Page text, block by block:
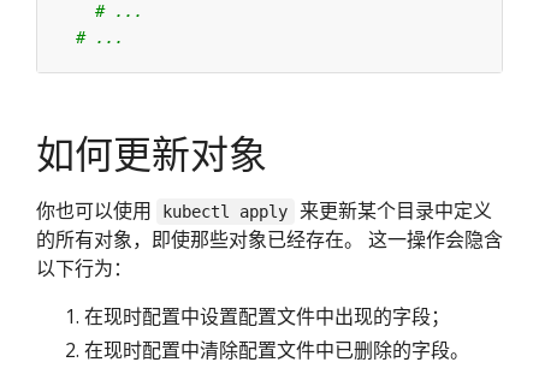
# ...
# ...
如何更新对象
你也可以使用 kubectl apply
来更新某个目录中定义
的所有对象，即使那些对象已经存在。 这一操作会隐含
以下行为：
在现时配置中设置配置文件中出现的字段；
在现时配置中清除配置文件中已删除的字段。